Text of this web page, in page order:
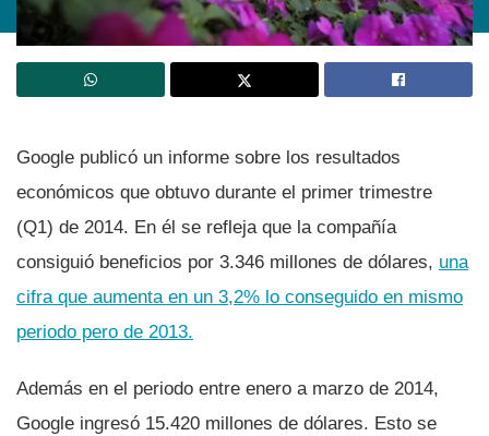
Google publicó un informe sobre los resultados
económicos que obtuvo durante el primer trimestre
(Q1) de 2014. En él se refleja que la compañí­a
consiguió beneficios por 3.346 millones de dólares, una
cifra que aumenta en un 3,2% lo conseguido en mismo
periodo pero de 2013.
Además en el periodo entre enero a marzo de 2014,
Google ingresó 15.420 millones de dólares. Esto se